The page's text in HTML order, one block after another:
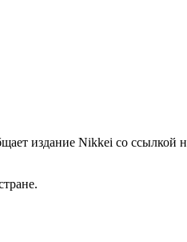
издание Nikkei со ссылкой